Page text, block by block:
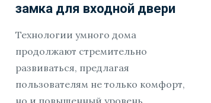
замка для входной двери
Технологии умного дома
продолжают стремительно
развиваться, предлагая
пользователям не только комфорт,
но и повышенный уровень